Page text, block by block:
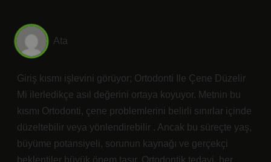
Ata
Giriş kısmı işlevini görüyor; Ortodonti Ile Çene Düzelir
Mi ilerledikçe asıl değerini ortaya koyuyor. Metnin bu
kısmı Ortodonti, çene problemlerini belirli sınırlar içinde
düzeltebilir veya yönlendirebilir . Ancak bu süreçte yaş,
büyüme potansiyeli, sorunun kaynağı ve gerçekçi
beklentiler büyük önem taşır. Ortodontik tedavi, her